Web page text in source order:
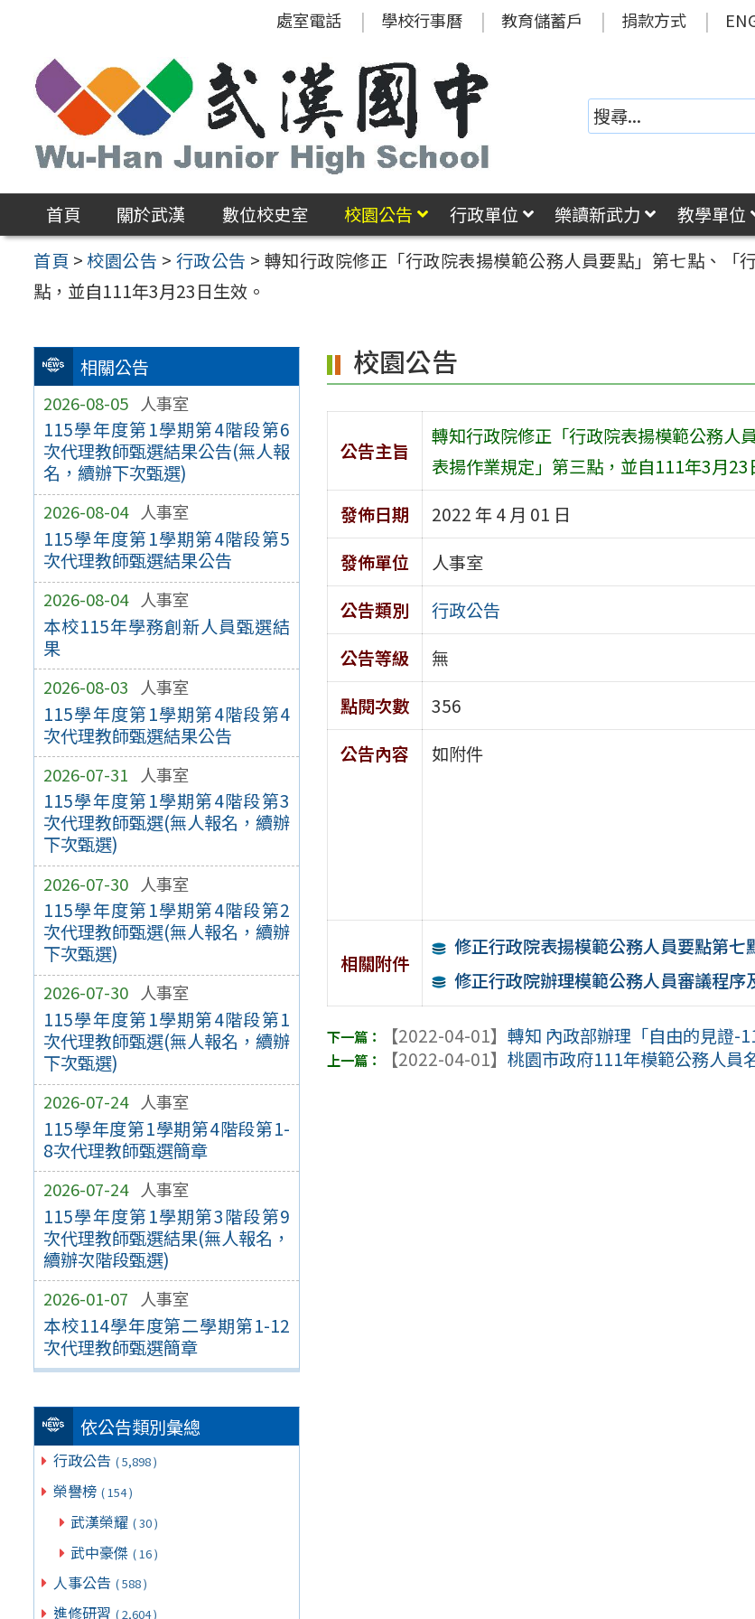
區
處室電話 學校行事曆 教育儲蓄戶 捐款方式
首頁 關於武漢 數位校史室 校園公告 行政單位 樂讀新武力 教學單位
首頁 >校園公告 > 行政公告 > 轉知行政院修正「行政院表揚模範公務人員要點」第七點、「
點，並自111年3月23日生效。
相關公告
2026-08-05 人事室
115學年度第1學期第4階段第6
次代理教師甄選結果公告(無人報
名，續辦下次甄選)
2026-08-04 人事室
115學年度第1學期第4階段第5
次代理教師甄選結果公告
2026-08-04 人事室
本校115年學務創新人員甄選結
果
2026-08-03 人事室
115學年度第1學期第4階段第4
次代理教師甄選結果公告
2026-07-31 人事室
115學年度第1學期第4階段第3
次代理教師甄選(無人報名，續辦
下次甄選)
2026-07-30 人事室
115學年度第1學期第4階段第2
次代理教師甄選(無人報名，續辦
下次甄選)
2026-07-30 人事室
115學年度第1學期第4階段第1
次代理教師甄選(無人報名，續辦
下次甄選)
2026-07-24 人事室
115學年度第1學期第4階段第1-
8次代理教師甄選簡章
2026-07-24 人事室
115學年度第1學期第3階段第9
次代理教師甄選結果(無人報名，
續辦次階段甄選)
2026-01-07 人事室
本校114學年度第二學期第1-12
次代理教師甄選簡章
依公告類別彙總
行政公告 ( 5,898 )
榮譽榜 ( 154 )
武漢榮耀 ( 30 )
武中豪傑 ( 16 )
人事公告 ( 588 )
進修研習 ( 2,604 )
校園公告
公告主旨
轉知行政院修正「行政院表揚模範公務人
表揚作業規定」第三點，並自111年3月23
發佈日期
2022 年 4 月 01 日
發佈單位
人事室
公告類別
行政公告
公告等級
無
點閱次數
356
公告內容
如附件
相關附件
修正行政院表揚模範公務人員要點第七
修正行政院辦理模範公務人員審議程序
【2022-04-01】轉知 內政部辦理「自由的見證-
【2022-04-01】桃園市政府111年模範公務人員